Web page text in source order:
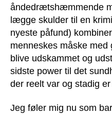
åndedrætshæmmende
lægge skulder til en
nyeste påfund)
menneskes måske
blive udskammet og
sidste power til det
der reelt var og stadig
Jeg føler mig nu som